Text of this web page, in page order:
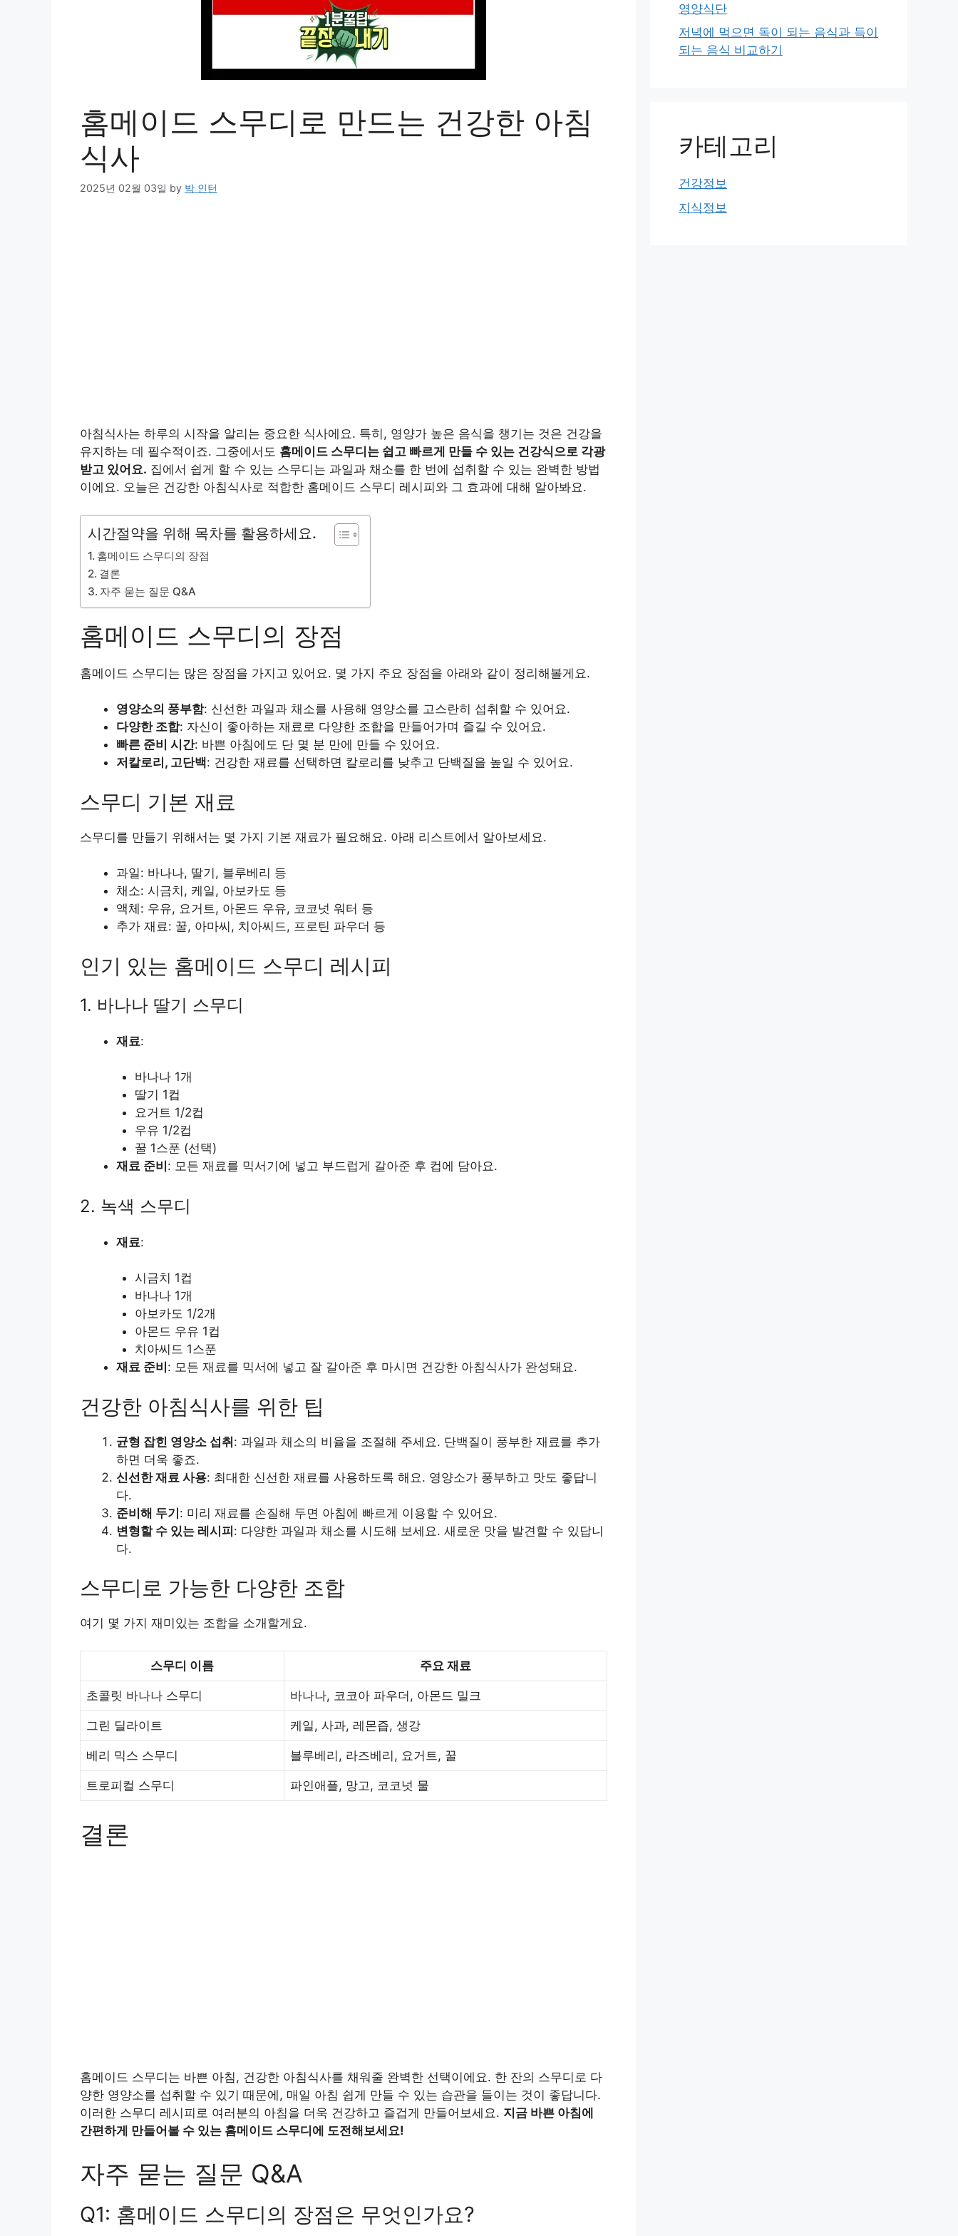
홈메이드 스무디로 만드는 건강한 아침
식사
2025년 02월 03일 by 박 인턴
아침식사는 하루의 시작을 알리는 중요한 식사에요. 특히, 영양가 높은 음식을 챙기는 것은 건강을
유지하는 데 필수적이죠. 그중에서도 홈메이드 스무디는 쉽고 빠르게 만들 수 있는 건강식으로 각광
받고 있어요. 집에서 쉽게 할 수 있는 스무디는 과일과 채소를 한 번에 섭취할 수 있는 완벽한 방법
이에요. 오늘은 건강한 아침식사로 적합한 홈메이드 스무디 레시피와 그 효과에 대해 알아봐요.
시간절약을 위해 목차를 활용하세요.
홈메이드 스무디의 장점
결론
자주 묻는 질문 Q&A
홈메이드 스무디의 장점
홈메이드 스무디는 많은 장점을 가지고 있어요. 몇 가지 주요 장점을 아래와 같이 정리해볼게요.
영양소의 풍부함: 신선한 과일과 채소를 사용해 영양소를 고스란히 섭취할 수 있어요.
다양한 조합: 자신이 좋아하는 재료로 다양한 조합을 만들어가며 즐길 수 있어요.
빠른 준비 시간: 바쁜 아침에도 단 몇 분 만에 만들 수 있어요.
저칼로리, 고단백: 건강한 재료를 선택하면 칼로리를 낮추고 단백질을 높일 수 있어요.
스무디 기본 재료
스무디를 만들기 위해서는 몇 가지 기본 재료가 필요해요. 아래 리스트에서 알아보세요.
과일: 바나나, 딸기, 블루베리 등
채소: 시금치, 케일, 아보카도 등
액체: 우유, 요거트, 아몬드 우유, 코코넛 워터 등
추가 재료: 꿀, 아마씨, 치아씨드, 프로틴 파우더 등
인기 있는 홈메이드 스무디 레시피
1. 바나나 딸기 스무디
재료:
바나나 1개
딸기 1컵
요거트 1/2컵
우유 1/2컵
꿀 1스푼 (선택)
재료 준비 : 모든 재료를 믹서기에 넣고 부드럽게 갈아준 후 컵에 담아요.
2. 녹색 스무디
재료:
시금치 1컵
바나나 1개
아보카도 1/2개
아몬드 우유 1컵
치아씨드 1스푼
재료 준비 : 모든 재료를 믹서에 넣고 잘 갈아준 후 마시면 건강한 아침식사가 완성돼요.
건강한 아침식사를 위한 팁
균형 잡힌 영양소 섭취: 과일과 채소의 비율을 조절해 주세요. 단백질이 풍부한 재료를 추가
하면 더욱 좋죠.
신선한 재료 사용: 최대한 신선한 재료를 사용하도록 해요. 영양소가 풍부하고 맛도 좋답니
다.
준비해 두기: 미리 재료를 손질해 두면 아침에 빠르게 이용할 수 있어요.
변형할 수 있는 레시피: 다양한 과일과 채소를 시도해 보세요. 새로운 맛을 발견할 수 있답니
다.
스무디로 가능한 다양한 조합
여기 몇 가지 재미있는 조합을 소개할게요.
스무디 이름 주요 재료
초콜릿 바나나 스무디 바나나, 코코아 파우더, 아몬드 밀크
그린 딜라이트 케일, 사과, 레몬즙, 생강
베리 믹스 스무디 블루베리, 라즈베리, 요거트, 꿀
트로피컬 스무디 파인애플, 망고, 코코넛 물
결론
홈메이드 스무디는 바쁜 아침, 건강한 아침식사를 채워줄 완벽한 선택이에요. 한 잔의 스무디로 다
양한 영양소를 섭취할 수 있기 때문에, 매일 아침 쉽게 만들 수 있는 습관을 들이는 것이 좋답니다.
이러한 스무디 레시피로 여러분의 아침을 더욱 건강하고 즐겁게 만들어보세요. 지금 바쁜 아침에
간편하게 만들어볼 수 있는 홈메이드 스무디에 도전해보세요!
자주 묻는 질문 Q&A
Q1: 홈메이드 스무디의 장점은 무엇인가요?
영양식단
저녁에 먹으면 독이 되는 음식과 득이
되는 음식 비교하기
카테고리
건강정보
지식정보